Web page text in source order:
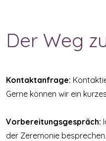
Der Weg
Kontaktanfrage:
Gerne können wir ein
Vorbereitungsgespräch:
der Zeremonie